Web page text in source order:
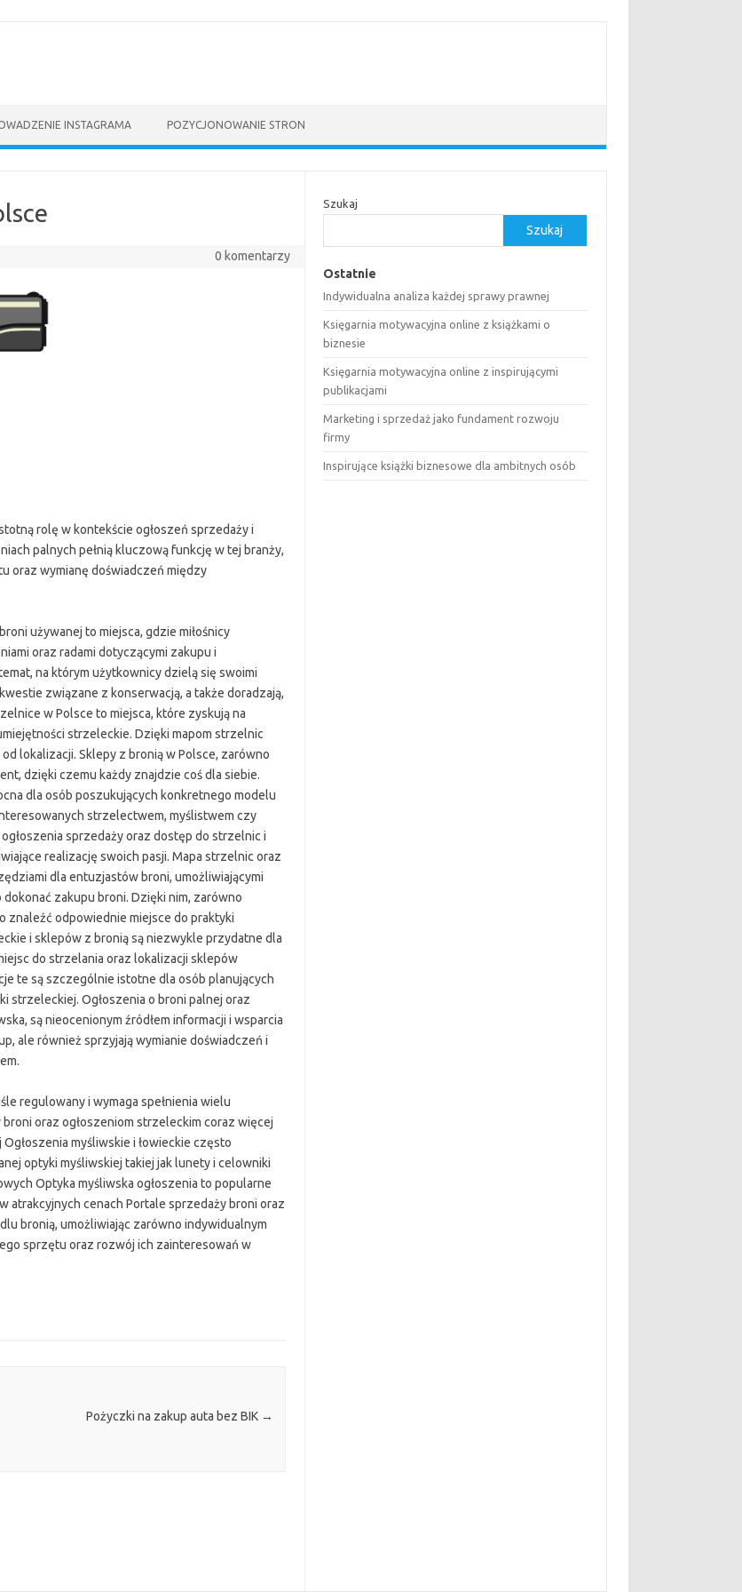
INSTAGRAMA POZYCJONOWANIE STRON
0 komentarzy
rolę w kontekście ogłoszeń sprzedaży i
palnych pełnią kluczową funkcję w tej branży,
oraz wymianę doświadczeń między
używanej to miejsca, gdzie miłośnicy
oraz radami dotyczącymi zakupu i
na którym użytkownicy dzielą się swoimi
związane z konserwacją, a także doradzają,
w Polsce to miejsca, które zyskują na
strzeleckie. Dzięki mapom strzelnic
lokalizacji. Sklepy z bronią w Polsce, zarówno
dzięki czemu każdy znajdzie coś dla siebie.
dla osób poszukujących konkretnego modelu
strzelectwem, myślistwem czy
sprzedaży oraz dostęp do strzelnic i
realizację swoich pasji. Mapa strzelnic oraz
dla entuzjastów broni, umożliwiającymi
zakupu broni. Dzięki nim, zarówno
znaleźć odpowiednie miejsce do praktyki
i sklepów z bronią są niezwykle przydatne dla
do strzelania oraz lokalizacji sklepów
te są szczególnie istotne dla osób planujących
strzeleckiej. Ogłoszenia o broni palnej oraz
są nieocenionym źródłem informacji i wsparcia
ale również sprzyjają wymianie doświadczeń i
regulowany i wymaga spełnienia wielu
oraz ogłoszeniom strzeleckim coraz więcej
myśliwskie i łowieckie często
optyki myśliwskiej takiej jak lunety i celowniki
Optyka myśliwska ogłoszenia to popularne
atrakcyjnych cenach Portale sprzedaży broni oraz
bronią, umożliwiając zarówno indywidualnym
sprzętu oraz rozwój ich zainteresowań w
Pożyczki na zakup auta bez BIK →
Szukaj
Szukaj
Ostatnie
Indywidualna analiza każdej sprawy prawnej
Księgarnia motywacyjna online z książkami o
biznesie
Księgarnia motywacyjna online z inspirującymi
publikacjami
Marketing i sprzedaż jako fundament rozwoju
firmy
Inspirujące książki biznesowe dla ambitnych osób